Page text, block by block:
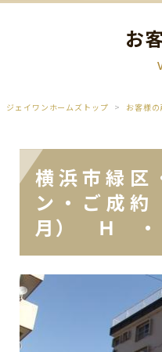
お
ジェイワンホームズトップ お客様の
横浜市緑区
ン・ご成約
月） Ｈ